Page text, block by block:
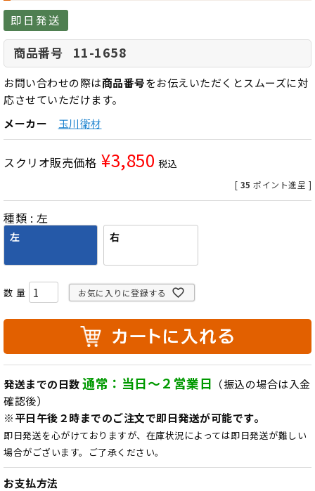
即日発送
商品番号 11-1658
お問い合わせの際は商品番号をお伝えいただくとスムーズに対
応させていただけます。
メーカー
玉川衛材
スクリオ販売価格 ¥3,850 税込
[ 35 ポイント進呈 ]
種類 左
左 右
お気に入りに登録する
発送までの日数通常：当日～２営業日 （振込の場合は入金
確認後）
※平日午後２時までのご注文で即日発送が可能です。
即日発送を心がけておりますが、在庫状況によっては即日発送が難しい
場合がございます。ご了承ください。
お支払方法